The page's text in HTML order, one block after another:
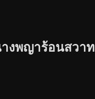
างพญาร้อนสวาท